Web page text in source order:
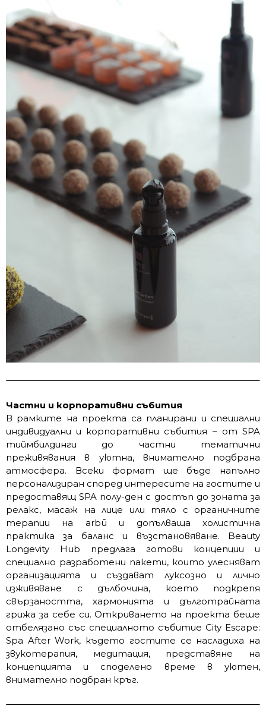
Частни и корпоративни събития
В рамките на проекта са планирани и специални
индивидуални и корпоративни събития – от SPA
тиймбилдинги до частни тематични
преживявания в уютна, внимателно подбрана
атмосфера. Всеки формат ще бъде напълно
персонализиран според интересите на гостите и
предоставящ SPA полу-ден с достъп до зоната за
релакс, масаж на лице или тяло с органичните
терапии на arbū и допълваща холистична
практика за баланс и възстановяване. Beauty
Longevity Hub предлага готови концепции и
специално разработени пакети, които улесняват
организацията и създават луксозно и лично
изживяване с дълбочина, което подкрепя
свързаността, хармонията и дълготрайната
грижа за себе си. Откриването на проекта беше
отбелязано със специалното събитие City Escape:
Spa After Work, където гостите се насладиха на
звукотерапия, медитация, представяне на
концепцията и споделено време в уютен,
внимателно подбран кръг.